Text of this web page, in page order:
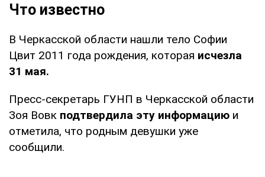
Что известно
В Черкасской области нашли тело Софии
Цвит 2011 года рождения, которая исчезла
31 мая.
Пресс-секретарь ГУНП в Черкасской области
Зоя Вовк подтвердила эту информацию и
отметила, что родным девушки уже
сообщили.